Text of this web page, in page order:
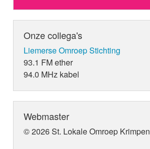
Onze collega's
Liemerse Omroep Stichting
93.1 FM ether
94.0 MHz kabel
Webmaster
© 2026 St. Lokale Omroep Krimpen